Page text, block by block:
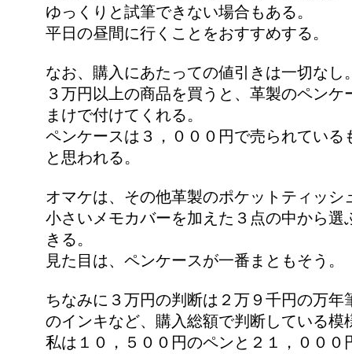
ゆっくりと試筆できない場合もある。
平日の昼間に行くことをおすすめする。
なお、購入にあたっての値引きは一切なし
３万円以上の商品を買うと、革製のペンケ
まけで付けてくれる。
ペンケースは３，０００円で売られている
と思われる。
オマケは、その他革製のポケットティッシ
小さいメモカバーを加えた３点の中から選
きる。
見た目は、ペンケースが一番まともそう。
ちなみに３万円の判断は２万９千円の万年
のインキなど、購入総額で判断している模
私は１０，５００円のペンと２１，０００